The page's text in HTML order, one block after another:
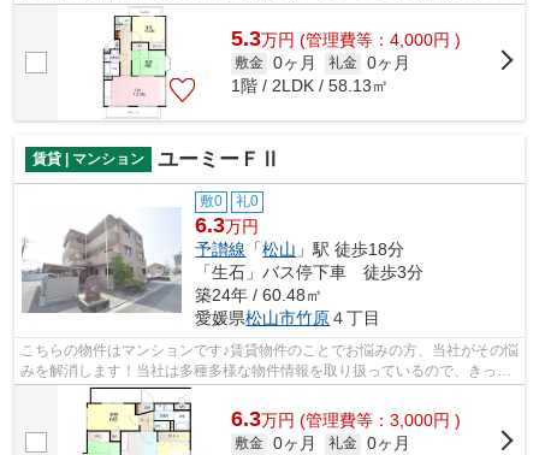
ンです。松山市エリアと伊予鉄道高浜線...
5.3万円 (管理費等：4,000円 )
敷金 0ヶ月 礼金 0ヶ月
1階 / 2LDK / 58.13㎡
賃貸 | マンション ユーミーＦⅡ
敷0 礼0
6.3万円
予讃線 「松山 」駅 徒歩18分
「生石」バス停下車 徒歩3分
築24年 / 60.48㎡
愛媛県松山市竹原４丁目
こちらの物件はマンションです♪賃貸物件のことでお悩みの方、当社がその悩
みを解消します！当社は多種多様な物件情報を取り扱っているので、きっと
ご希望の物件が見つかるはずです♪
6.3万円 (管理費等：3,000円 )
敷金 0ヶ月 礼金 0ヶ月